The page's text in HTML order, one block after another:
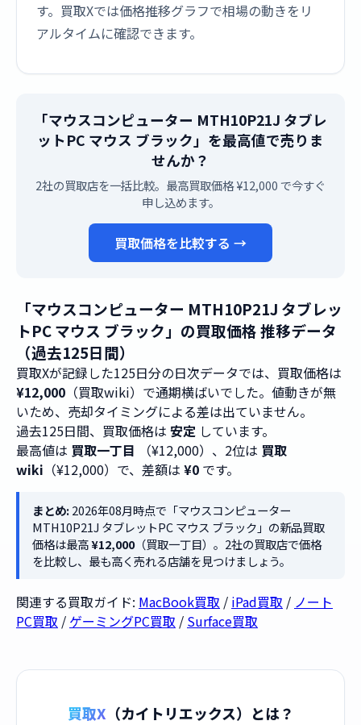
す。買取Xでは価格推移グラフで相場の動きをリ
アルタイムに確認できます。
「マウスコンピューター MTH10P21J タブレ
ットPC マウス ブラック」を最高値で売りま
せんか？
2社の買取店を一括比較。最高買取価格 ¥12,000 で今すぐ
申し込めます。
買取価格を比較する →
「マウスコンピューター MTH10P21J タブレッ
トPC マウス ブラック」の買取価格 推移データ
（過去125日間）
買取Xが記録した125日分の日次データでは、買取価格は
¥12,000 （買取wiki）で通期横ばいでした。値動きが無
いため、売却タイミングによる差は出ていません。
過去125日間、買取価格は 安定 しています。
最高値は 買取一丁目 （¥12,000）、2位は 買取
wiki （¥12,000）で、差額は ¥0 です。
まとめ:2026年08月時点で「マウスコンピューター
MTH10P21J タブレットPC マウス ブラック」の新品買取
価格は最高¥12,000（買取一丁目）。2社の買取店で価格
を比較し、最も高く売れる店舗を見つけましょう。
関連する買取ガイド: MacBook買取 / iPad買取 / ノート
PC買取 / ゲーミングPC買取 / Surface買取
買取X （カイトリエックス）とは？